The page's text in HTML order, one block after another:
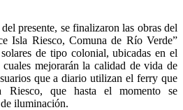
presente, se finalizaron las obras del
Isla Riesco, Comuna de Río Verde”
de tipo colonial, ubicadas en el
mejorarán la calidad de vida de
que a diario utilizan el ferry que
que hasta el momento se
iluminación.